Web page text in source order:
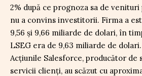
2% după ce prognoza sa de
nu a convins investitorii. Firma a
9,56 și 9,66 miliarde de dolari, în
LSEG era de 9,63 miliarde de dolari.
Acțiunile Salesforce, producător de
servicii clienți, au scăzut cu